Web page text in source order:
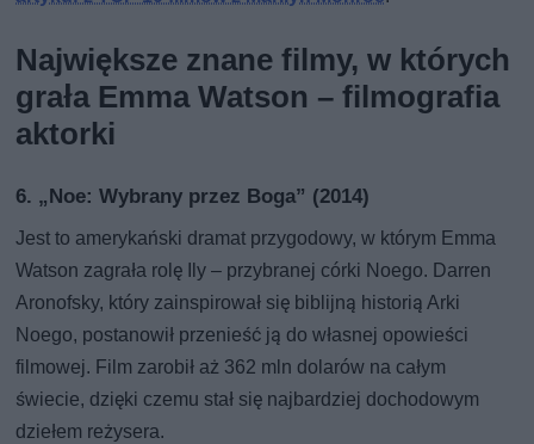
Największe znane filmy, w których
grała Emma Watson – filmografia
aktorki
6. „Noe: Wybrany przez Boga” (2014)
Jest to amerykański dramat przygodowy, w którym Emma
Watson zagrała rolę Ily – przybranej córki Noego. Darren
Aronofsky, który zainspirował się biblijną historią Arki
Noego, postanowił przenieść ją do własnej opowieści
filmowej. Film zarobił aż 362 mln dolarów na całym
świecie, dzięki czemu stał się najbardziej dochodowym
dziełem reżysera.